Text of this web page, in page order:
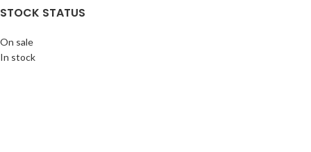
STOCK STATUS
On sale
In stock